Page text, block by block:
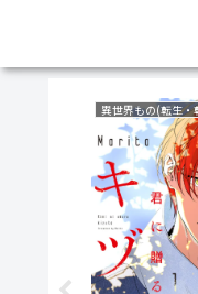
サバイバルホラー